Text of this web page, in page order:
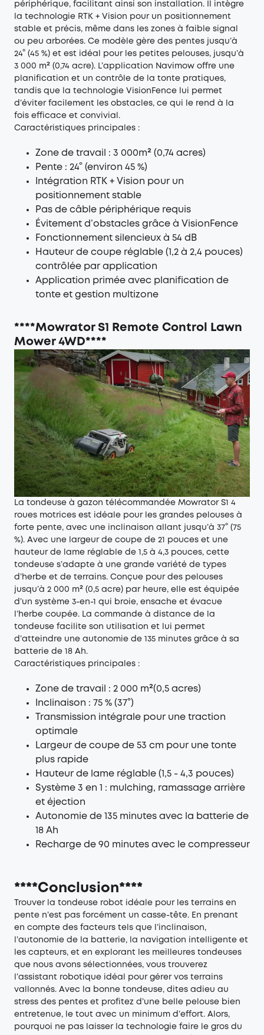
périphérique, facilitant ainsi son installation. Il intègre
la technologie RTK + Vision pour un positionnement
stable et précis, même dans les zones à faible signal
ou peu arborées. Ce modèle gère des pentes jusqu’à
24° (45 %) et est idéal pour les petites pelouses, jusqu’à
3 000 m² (0,74 acre). L’application Navimow offre une
planification et un contrôle de la tonte pratiques,
tandis que la technologie VisionFence lui permet
d’éviter facilement les obstacles, ce qui le rend à la
fois efficace et convivial.
Caractéristiques principales :
Zone de travail : 3 000m² (0,74 acres)
Pente : 24° (environ 45 %)
Intégration RTK + Vision pour un
positionnement stable
Pas de câble périphérique requis
Évitement d’obstacles grâce à VisionFence
Fonctionnement silencieux à 54 dB
Hauteur de coupe réglable (1,2 à 2,4 pouces)
contrôlée par application
Application primée avec planification de
tonte et gestion multizone
****Mowrator S1 Remote Control Lawn
Mower 4WD****
La tondeuse à gazon télécommandée Mowrator S1 4
roues motrices est idéale pour les grandes pelouses à
forte pente, avec une inclinaison allant jusqu’à 37° (75
%). Avec une largeur de coupe de 21 pouces et une
hauteur de lame réglable de 1,5 à 4,3 pouces, cette
tondeuse s’adapte à une grande variété de types
d’herbe et de terrains. Conçue pour des pelouses
jusqu’à 2 000 m² (0,5 acre) par heure, elle est équipée
d’un système 3-en-1 qui broie, ensache et évacue
l’herbe coupée. La commande à distance de la
tondeuse facilite son utilisation et lui permet
d’atteindre une autonomie de 135 minutes grâce à sa
batterie de 18 Ah.
Caractéristiques principales :
Zone de travail : 2 000 m²(0,5 acres)
Inclinaison : 75 % (37°)
Transmission intégrale pour une traction
optimale
Largeur de coupe de 53 cm pour une tonte
plus rapide
Hauteur de lame réglable (1,5 - 4,3 pouces)
Système 3 en 1 : mulching, ramassage arrière
et éjection
Autonomie de 135 minutes avec la batterie de
18 Ah
Recharge de 90 minutes avec le compresseur
****Conclusion****
Trouver la tondeuse robot idéale pour les terrains en
pente n’est pas forcément un casse-tête. En prenant
en compte des facteurs tels que l’inclinaison,
l’autonomie de la batterie, la navigation intelligente et
les capteurs, et en explorant les meilleures tondeuses
que nous avons sélectionnées, vous trouverez
l’assistant robotique idéal pour gérer vos terrains
vallonnés. Avec la bonne tondeuse, dites adieu au
stress des pentes et profitez d’une belle pelouse bien
entretenue, le tout avec un minimum d’effort. Alors,
pourquoi ne pas laisser la technologie faire le gros du